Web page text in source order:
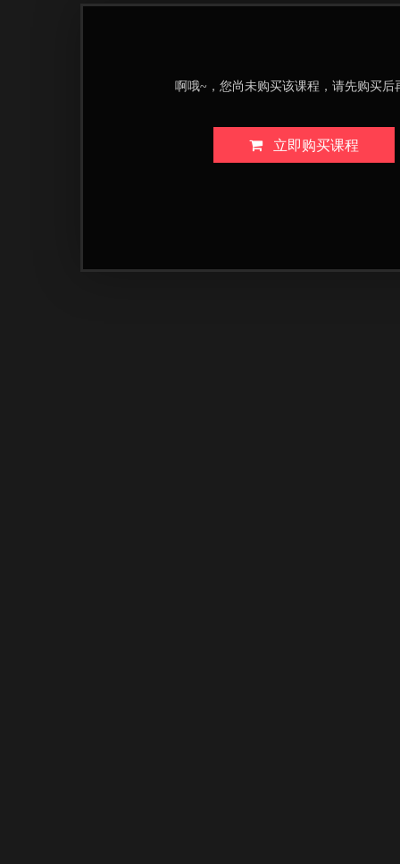
啊哦~，您尚未购买该课程，请先购买后
立即购买课程